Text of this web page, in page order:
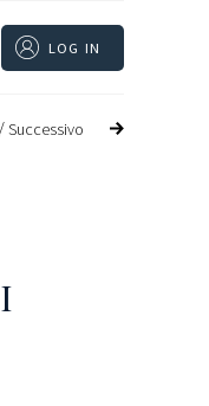
LOG IN
/Successivo